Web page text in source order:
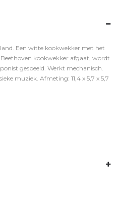
Een witte kookwekker met het
kookwekker afgaat, wordt
gespeeld. Werkt mechanisch.
muziek. Afmeting: 11,4 x 5,7 x 5,7